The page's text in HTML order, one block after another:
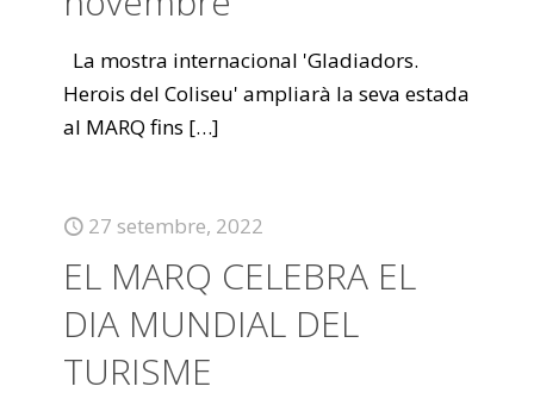
La mostra internacional 'Gladiadors.
Herois del Coliseu' ampliarà la seva estada
al MARQ fins […]
27 setembre, 2022
EL MARQ CELEBRA EL
DIA MUNDIAL DEL
TURISME